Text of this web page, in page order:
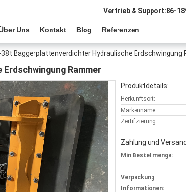
Vertrieb & Support:86-
Uns Kontakt Blog Referenzen
38t Baggerplattenverdichter Hydraulische Erdschwingung
Rammer
Produktdetails:
Herkunftsort:
Markenname:
Zertifizierung:
Zahlung und
Min Bestellmenge:
Verpackung
Informationen: